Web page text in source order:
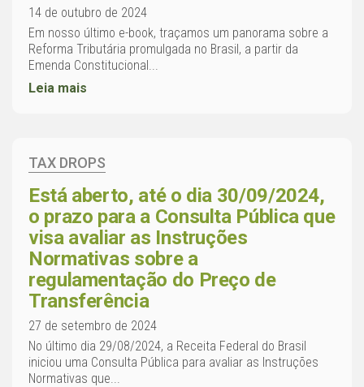
14 de outubro de 2024
Em nosso último e-book, traçamos um panorama sobre a
Reforma Tributária promulgada no Brasil, a partir da
Emenda Constitucional...
Leia mais
TAX DROPS
Está aberto, até o dia 30/09/2024,
o prazo para a Consulta Pública que
visa avaliar as Instruções
Normativas sobre a
regulamentação do Preço de
Transferência
27 de setembro de 2024
No último dia 29/08/2024, a Receita Federal do Brasil
iniciou uma Consulta Pública para avaliar as Instruções
Normativas que...